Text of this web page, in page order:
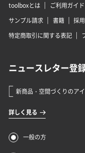
toolboxとは ご利用ガイド
サンプル請求
書籍 採
特定商取引に関する表記